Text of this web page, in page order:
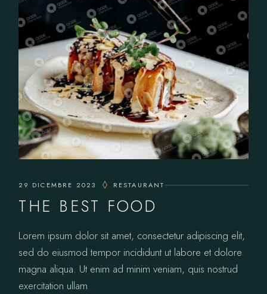
29 DICEMBRE 2023 RESTAURANT
THE BEST FOOD
Lorem ipsum dolor sit amet, consectetur adipiscing elit,
sed do eiusmod tempor incididunt ut labore et dolore
magna aliqua. Ut enim ad minim veniam, quis nostrud
exercitation ullam